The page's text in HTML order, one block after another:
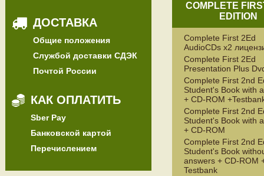
ДОСТАВКА
Общие положения
Службой доставки СДЭК
Почтой России
КАК ОПЛАТИТЬ
Sber Pay
Банковской картой
Перечислением
COMPLETE
EDITION
Complete First 2Ed
AudioCDs x2
Complete First 2Ed
Presentation Plus
Complete First 2nd
Student's Book with
+ CD-ROM
Complete First 2nd
Student's Book with
+ CD-ROM
Complete First 2nd
Student's Book
answers + CD-ROM
Testbank